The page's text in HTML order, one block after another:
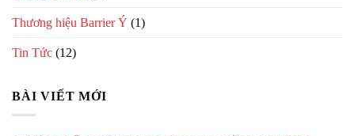
Thương hiệu Barrier Ý (1)
Tin Tức (12)
BÀI VIẾT MỚI